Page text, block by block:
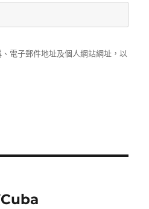
電子郵件地址及個人網站網址，以